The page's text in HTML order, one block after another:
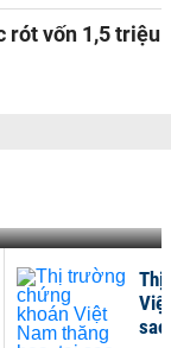
rót vốn 1,5 triệu
Thị